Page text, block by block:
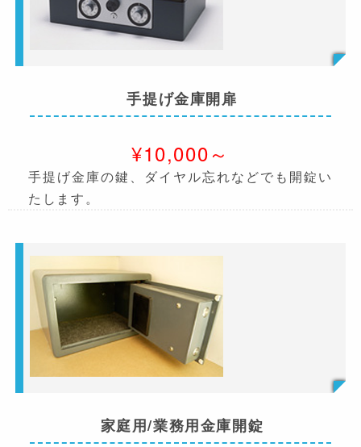
手提げ金庫開扉
¥10,000～
手提げ金庫の鍵、ダイヤル忘れなどでも開錠い
たします。
家庭用/業務用金庫開錠